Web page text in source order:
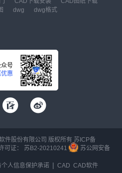
dwg dwg格式
号
惠
件股份有限公司 版权所有 苏ICP备
可证： 苏B2-20210241
苏公网安备
人信息保护承诺 | CAD CAD软件